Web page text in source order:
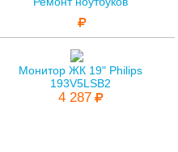
Монитор ЖК 19" Philips
193V5LSB2
4 287